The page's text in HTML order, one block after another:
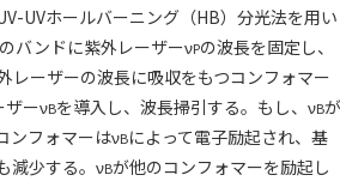
UVホールバーニング（HB）分光法を用い
バンドに紫外レーザーνPの波長を固定し、
レーザーの波長に吸収をもつコンフォマー
ザーνBを導入し、波長掃引する。もし、νBが
ンフォマーはνBによって電子励起され、基
減少する。νBが他のコンフォマーを励起し